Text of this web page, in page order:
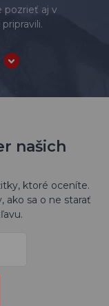
pozrieť aj v
našich
ktoré oceníte.
ako sa o ne starať